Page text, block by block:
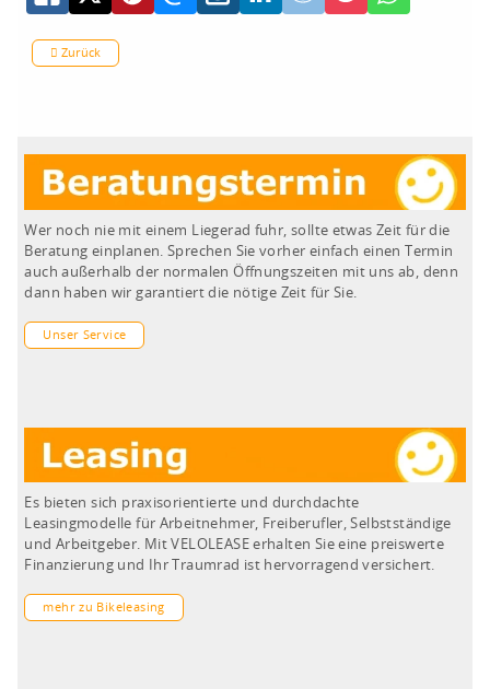
Zurück
Wer noch nie mit einem Liegerad fuhr, sollte etwas Zeit für die
Beratung einplanen. Sprechen Sie vorher einfach einen Termin
auch außerhalb der normalen Öffnungszeiten mit uns ab, denn
dann haben wir garantiert die nötige Zeit für Sie.
Unser Service
Es bieten sich praxisorientierte und durchdachte
Leasingmodelle für Arbeitnehmer, Freiberufler, Selbstständige
und Arbeitgeber. Mit VELOLEASE erhalten Sie eine preiswerte
Finanzierung und Ihr Traumrad ist hervorragend versichert.
mehr zu Bikeleasing